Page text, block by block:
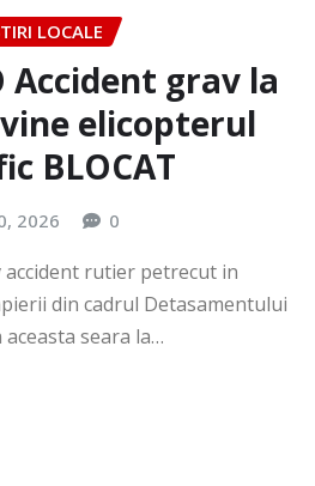
LOCALE
Accident grav la
elicopterul
BLOCAT
2026 0
rutier petrecut in
din cadrul Detasamentului
seara la…